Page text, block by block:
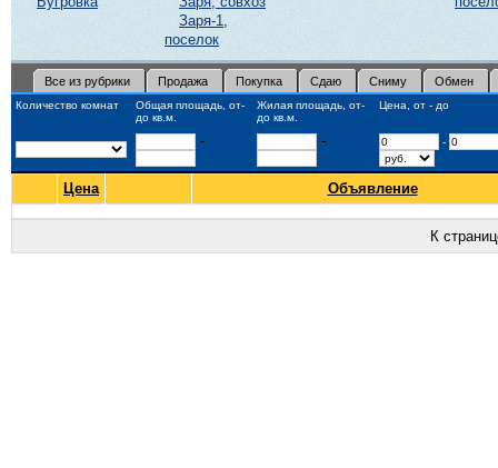
Заря-1,
поселок
Все из рубрики Продажа Покупка Сдаю Сниму Обмен
Количество комнат
Общая площадь, от-
до кв.м.
Жилая площадь, от-
до кв.м.
Цена, от - до
- - -
Цена Объявление
К